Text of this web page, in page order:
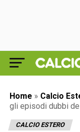
Home » Calcio
gli episodi dubbi
CALCIO ESTERO